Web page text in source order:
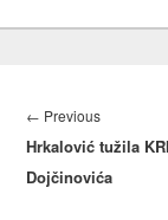
navigation
← PreviousPrevious
post:
Hrkalović tužila
Dojčinovića